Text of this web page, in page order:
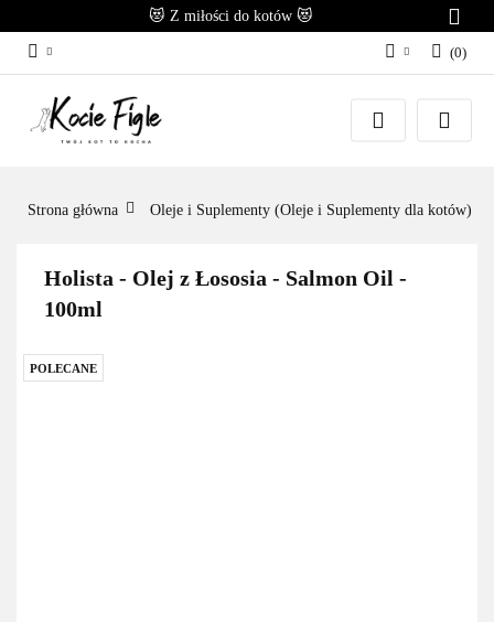
😻 Z miłości do kotów 😻
Zaloguj się
Załóż konto
(0)
Strona główna Oleje i Suplementy (Oleje i Suplementy dla kotów)
Holista - Olej z Łososia - Salmon Oil -
100ml
POLECANE